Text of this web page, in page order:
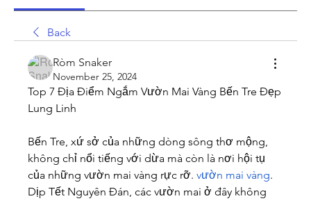
Back
Ròm Snaker
November 25, 2024
Top 7 Địa Điểm Ngắm Vườn Mai Vàng Bến Tre Đẹp
Lung Linh
Bến Tre, xứ sở của những dòng sông thơ mộng,
không chỉ nổi tiếng với dừa mà còn là nơi hội tụ
của những vườn mai vàng rực rỡ. vườn mai vàng.
Dịp Tết Nguyên Đán, các vườn mai ở đây không